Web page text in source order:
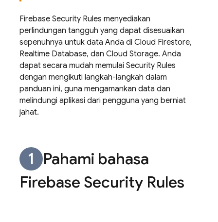
Firebase Security Rules menyediakan
perlindungan tangguh yang dapat disesuaikan
sepenuhnya untuk data Anda di Cloud Firestore,
Realtime Database, dan Cloud Storage. Anda
dapat secara mudah memulai Security Rules
dengan mengikuti langkah-langkah dalam
panduan ini, guna mengamankan data dan
melindungi aplikasi dari pengguna yang berniat
jahat.
Pahami bahasa
Firebase Security Rules